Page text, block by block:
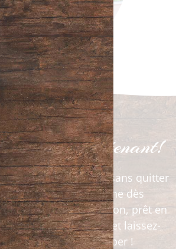
menu maintenant!
plats préparés sans quitter
! Commandez en ligne dès
d’un repas maison, prêt en
vous la vie et laissez-
soin de votre souper !